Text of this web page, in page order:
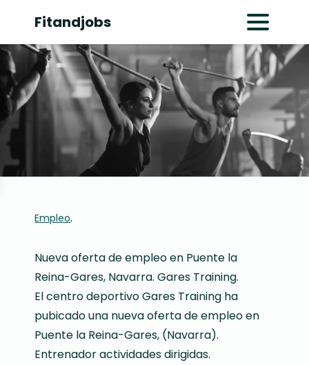
Fitandjobs Abrir menú
Empleo.
Nueva oferta de empleo en Puente la
Reina-Gares, Navarra. Gares Training.
El centro deportivo Gares Training ha
pubicado una nueva oferta de empleo en
Puente la Reina-Gares, (Navarra).
Entrenador actividades dirigidas.